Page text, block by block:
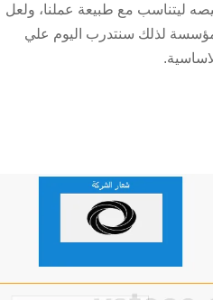
ليتناسب مع طبيعة عملنا، ولعل
لذلك سنتدرب اليوم علي